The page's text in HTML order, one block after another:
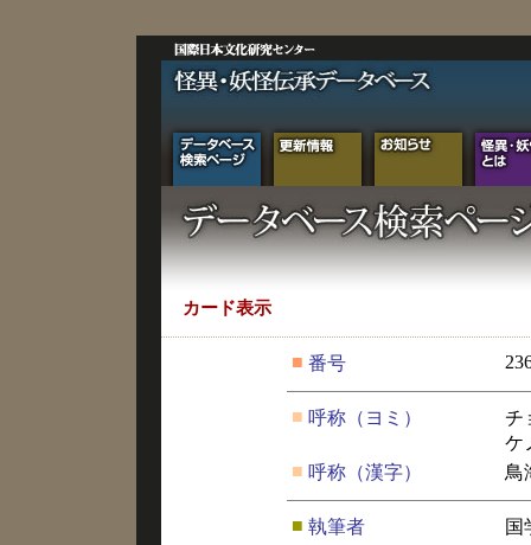
カード表示
■ 番号
■ 呼称（ヨミ）
チ
ケ
■ 呼称（漢字） 鳥
■ 執筆者 国